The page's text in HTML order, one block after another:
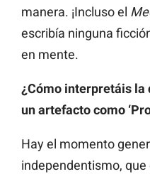
manera. ¡Incluso el
escribía ninguna
en mente.
¿Cómo interpretáis la
un artefacto como
Hay el momento
independentismo,